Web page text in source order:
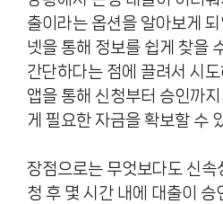
출이라는 옵션을 알아보게
넷을 통해 정보를 쉽게 찾을
간단하다는 점에 끌려서 시
앱을 통해 신청부터 승인까
게 필요한 자금을 확보할 수
장점으로는 무엇보다도 신속
청 후 몇 시간 내에 대출이 승